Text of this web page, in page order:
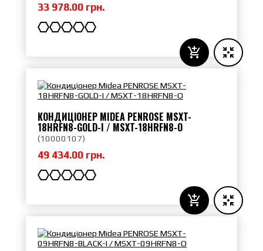
33 978.00 грн.
КОНДИЦІОНЕР MIDEA PENROSE MSXT-
18HRFN8-GOLD-I / MSXT-18HRFN8-O
(10000107)
49 434.00 грн.